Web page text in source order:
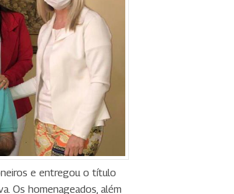
e entregou o título
Os homenageados, além